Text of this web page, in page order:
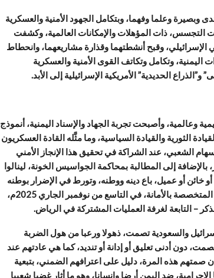
وبصيرة وعلما وفهما، وبتكامل الجهود الأمنية والعسكرية
ذات المؤهلات والإمكانات العالمية، وكشفت
الإسرائيلي، وقبح أنشطتهما وقذارة مشاريعهما، وانحطاط
اليمنية، وتكامل وتكاتف القوى الأمنية والعسكرية
الحديدية” الأمريكية الإسرائيلية إلى الأبد.
وعالمية، وأصبحت تجربة الجهاد والإسناد اليمنية، أنموذج
الثورية والقيادة السياسية، وما مثَّله القادة العسكريون
الشعبي، عند الشراكة في تحقيق هذا الإنجاز الأمني
إلى المطالبة بمحاكمة الجواسيس الخونة، لينالوا
خائن أو عميل، باع دينه ووطنه، وتورط في الإضرار بوطنه
وأهله، واستجابة لتلك المطالب الشعبية، عقدت المحكمة الجزائية المتخصصة بالأمانة، في التاسع من نوفمبر الجاري 2025م،
والسعودية تصمت، ذهولا ورعبا من هول الضربة
دون أدنى تعليق أو إدانة أو تنديد، كما هي عادتهم عند
هذه المرة، دليل على اعترافهم الضمني، بتبعية
ضد اليمن أرضا وإنسانا، وهو ما أثار غضبا شعبيا